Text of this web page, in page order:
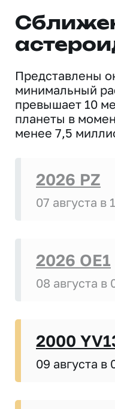
Представлены
минимальный
превышает 10
планеты в
менее 7,5
2026 PZ
07 августа в
2026 OE1
08 августа в
2000
09 августа в